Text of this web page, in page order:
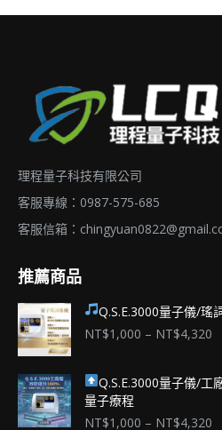
理程量子科技有限公司
客服專線：0987-575-685
客服信箱：
推薦商品
Q.S.E.3000量子儀/瑤
NT$1,000 – NT$4,320
Q.S.E.3000量子儀/工
量子療程
NT$1,000 – NT$4,320